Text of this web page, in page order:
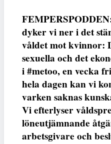
dyker vi ner i det
våldet mot kvinnor:
sexuella och det
i #metoo, en vecka
hela dagen kan vi
varken saknas
Vi efterlyser
löneutjämnande
arbetsgivare och